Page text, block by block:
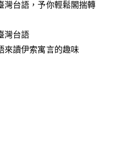
台語，予你輕鬆閣揣轉
灣台語
讀伊索寓言的趣味